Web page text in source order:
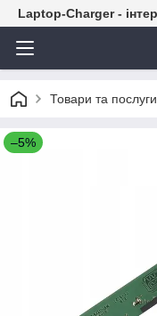
Laptop-Charger -
Товари та послуги
–5%